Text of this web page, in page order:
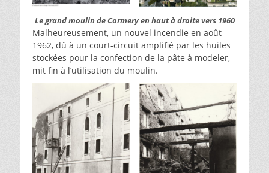
Le grand moulin de Cormery en haut à droite vers 1960
Malheureusement, un nouvel incendie en août
1962, dû à un court-circuit amplifié par les huiles
stockées pour la confection de la pâte à modeler,
mit fin à l’utilisation du moulin.